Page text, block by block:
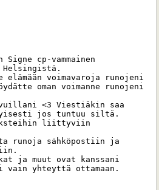
cp-vammainen
voimavaroja runojeni
oman voimanne runojeni
<3 Viestiäkin saa
jos tuntuu siltä.
liittyviin
runoja sähköpostiin ja
ja muut ovat kanssani
vain yhteyttä ottamaan.